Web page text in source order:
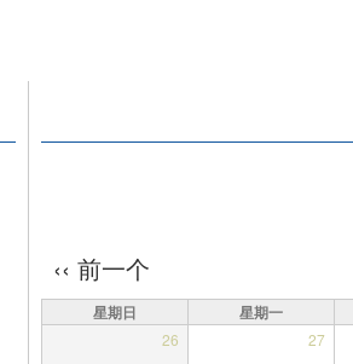
页‹‹ 前一个
星期日 星期一
26 27